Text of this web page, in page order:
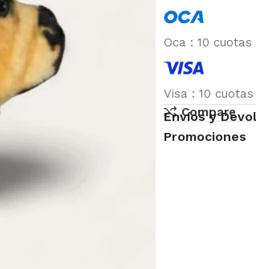
Oca : 10
Visa : 10
Compare
Envíos y
Promociones